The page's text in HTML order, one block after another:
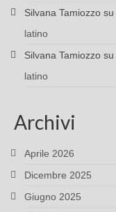
Silvana Tamiozzo su
latino
Silvana Tamiozzo su
latino
Archivi
Aprile 2026
Dicembre 2025
Giugno 2025